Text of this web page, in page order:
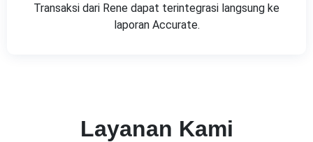
Transaksi dari Rene dapat terintegrasi langsung ke
laporan Accurate.
Layanan Kami